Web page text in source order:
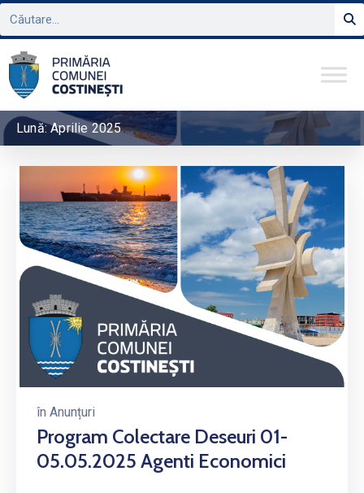
Lună:Aprilie 2025
în Anunțuri
Program Colectare Deseuri 01-
05.05.2025 Agenti Economici